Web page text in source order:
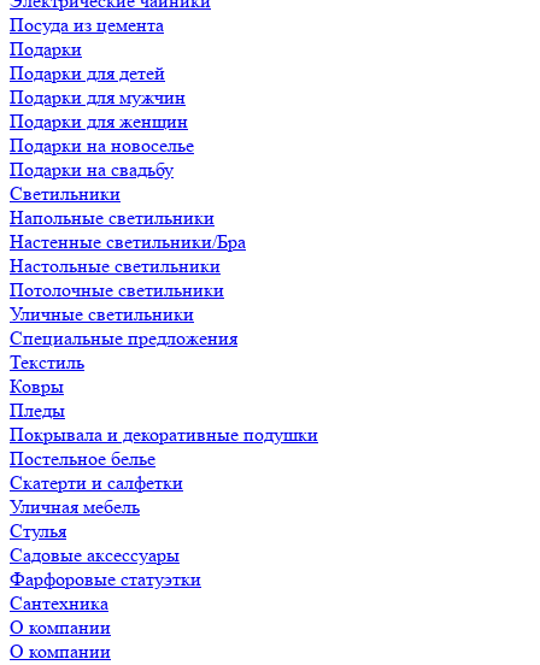
Посуда из цемента
Подарки
Подарки для детей
Подарки для мужчин
Подарки для женщин
Подарки на новоселье
Подарки на свадьбу
Светильники
Напольные светильники
Настенные светильники/Бра
Настольные светильники
Потолочные светильники
Уличные светильники
Специальные предложения
Текстиль
Ковры
Пледы
Покрывала и декоративные подушки
Постельное белье
Скатерти и салфетки
Уличная мебель
Стулья
Садовые аксессуары
Фарфоровые статуэтки
Сантехника
О компании
О компании